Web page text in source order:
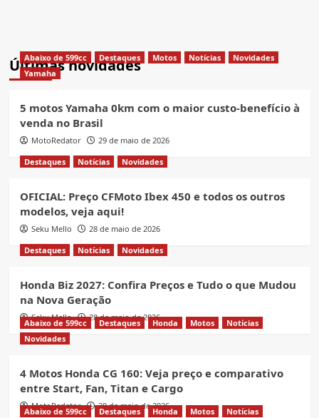
Últimas novidades
Abaixo de 599cc Destaques Motos Notícias
Novidades
Yamaha
5 motos Yamaha 0km com o maior custo-benefício à
venda no Brasil
MotoRedator
29 de maio de 2026
Destaques
Notícias Novidades
OFICIAL: Preço CFMoto Ibex 450 e todos os outros
modelos, veja aqui!
Seku Mello
28 de maio de 2026
Destaques
Notícias Novidades
Honda Biz 2027: Confira Preços e Tudo o que Mudou
na Nova Geração
Seku Mello 28 de maio de 2026
Abaixo de 599cc Destaques Honda Motos
Notícias
Novidades
4 Motos Honda CG 160: Veja preço e comparativo
entre Start, Fan, Titan e Cargo
MotoRedator 28 de maio de 2026
Abaixo de 599cc Destaques Honda Motos
Notícias